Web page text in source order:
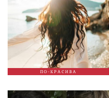
ПО-КРАСИВА